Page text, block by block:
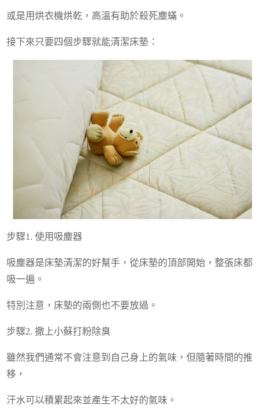
或是用烘衣機烘乾，高溫有助於殺死塵蟎。
接下來只要四個步驟就能清潔床墊：
步驟1. 使用吸塵器
吸塵器是床墊清潔的好幫手，從床墊的頂部開始，整張床都
吸一遍。
特別注意，床墊的兩側也不要放過。
步驟2. 撒上小蘇打粉除臭
雖然我們通常不會注意到自己身上的氣味，但隨著時間的推
移，
汗水可以積累起來並產生不太好的氣味。